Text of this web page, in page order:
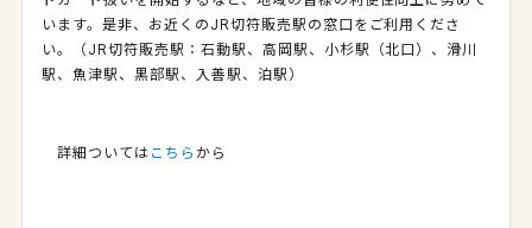
います。是非、お近くのJR切符販売駅の窓口をご利用くださ
い。（JR切符販売駅：石動駅、高岡駅、小杉駅（北口）、滑川
駅、魚津駅、黒部駅、入善駅、泊駅）
詳細ついては こちら から